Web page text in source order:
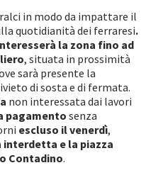
in modo da impattare il
quotidianità dei ferraresi.
la zona fino ad
, situata in prossimità
sarà presente la
di sosta e di fermata.
non interessata dai lavori
pagamento senza
escluso il venerdì,
interdetta e la piazza
Contadino.